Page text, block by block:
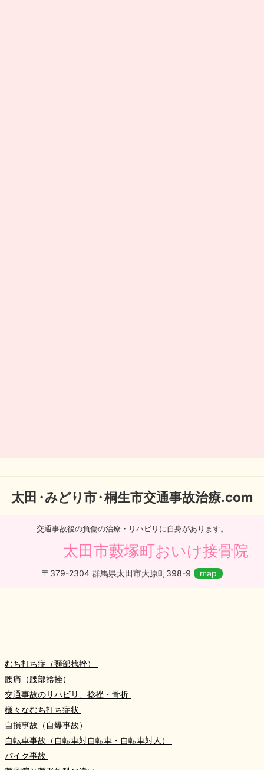
太田・みどり市・桐生市交通事故治療.com
交通事故後の負傷の治療・リハビリに自身があります。
太田市藪塚町おいけ接骨院
〒379-2304 群馬県太田市大原町398-9 map
むち打ち症（頸部捻挫）
腰痛（腰部捻挫）
交通事故のリハビリ、捻挫・骨折
様々なむち打ち症状
自損事故（自爆事故）
自転車事故（自転車対自転車・自転車対人）
バイク事故